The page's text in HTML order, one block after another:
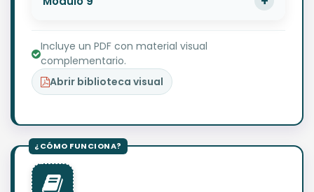
Incluye un PDF con material visual
complementario.
Abrir biblioteca visual